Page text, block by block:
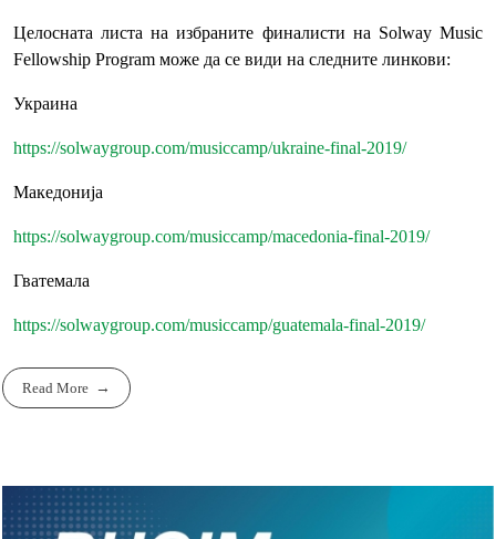
Целосната листа на избраните финалисти на Solway Music
Fellowship Program може да се види на следните линкови:
Украина
https://solwaygroup.com/musiccamp/ukraine-final-2019/
Македонија
https://solwaygroup.com/musiccamp/macedonia-final-2019/
Гватемала
https://solwaygroup.com/musiccamp/guatemala-final-2019/
Read More